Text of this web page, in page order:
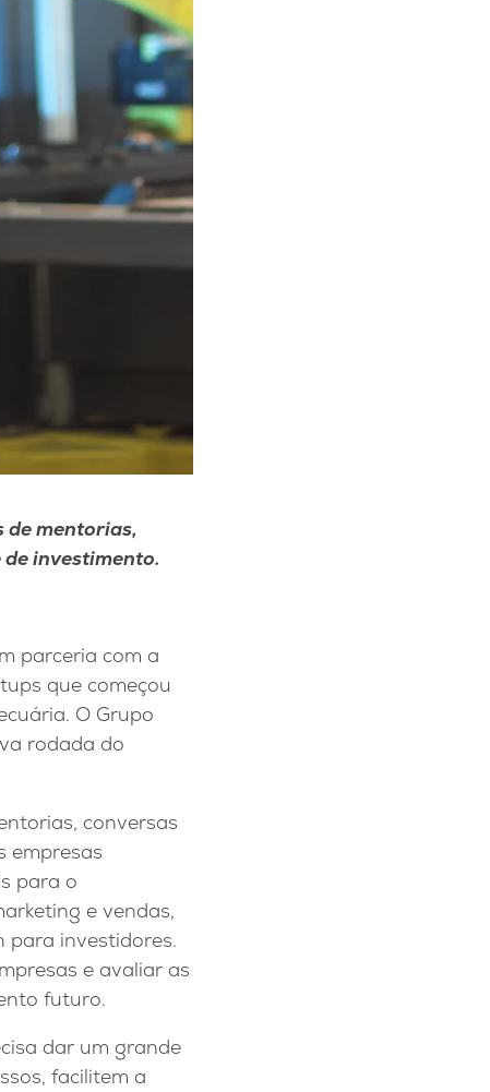
de mentorias,
investimento.
parceria com a
que começou
O Grupo
rodada do
conversas
empresas
para o
e vendas,
para investidores.
e avaliar as
futuro.
dar um grande
facilitem a